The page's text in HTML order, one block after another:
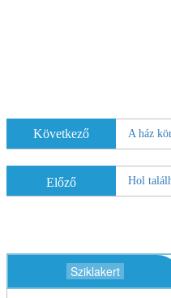
Következő A ház
Előző Hol
Sziklakert